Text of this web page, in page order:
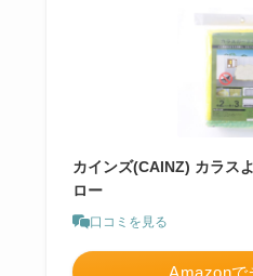
カインズ(CAINZ) カラス
ロー
口コミを見る
Amazonで